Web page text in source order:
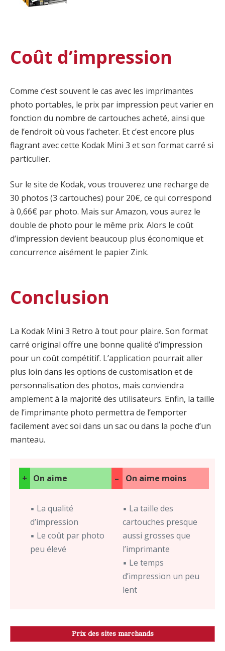
Coût d’impression
Comme c’est souvent le cas avec les imprimantes
photo portables, le prix par impression peut varier en
fonction du nombre de cartouches acheté, ainsi que
de l’endroit où vous l’acheter. Et c’est encore plus
flagrant avec cette Kodak Mini 3 et son format carré si
particulier.
Sur le site de Kodak, vous trouverez une recharge de
30 photos (3 cartouches) pour 20€, ce qui correspond
à 0,66€ par photo. Mais sur Amazon, vous aurez le
double de photo pour le même prix. Alors le coût
d’impression devient beaucoup plus économique et
concurrence aisément le papier Zink.
Conclusion
La Kodak Mini 3 Retro à tout pour plaire. Son format
carré original offre une bonne qualité d’impression
pour un coût compétitif. L’application pourrait aller
plus loin dans les options de customisation et de
personnalisation des photos, mais conviendra
amplement à la majorité des utilisateurs. Enfin, la taille
de l’imprimante photo permettra de l’emporter
facilement avec soi dans un sac ou dans la poche d’un
manteau.
+ On aime
▪ La qualité
d’impression
▪ Le coût par photo
peu élevé
– On aime moins
▪ La taille des
cartouches presque
aussi grosses que
l’imprimante
▪ Le temps
d’impression un peu
lent
Prix des sites marchands